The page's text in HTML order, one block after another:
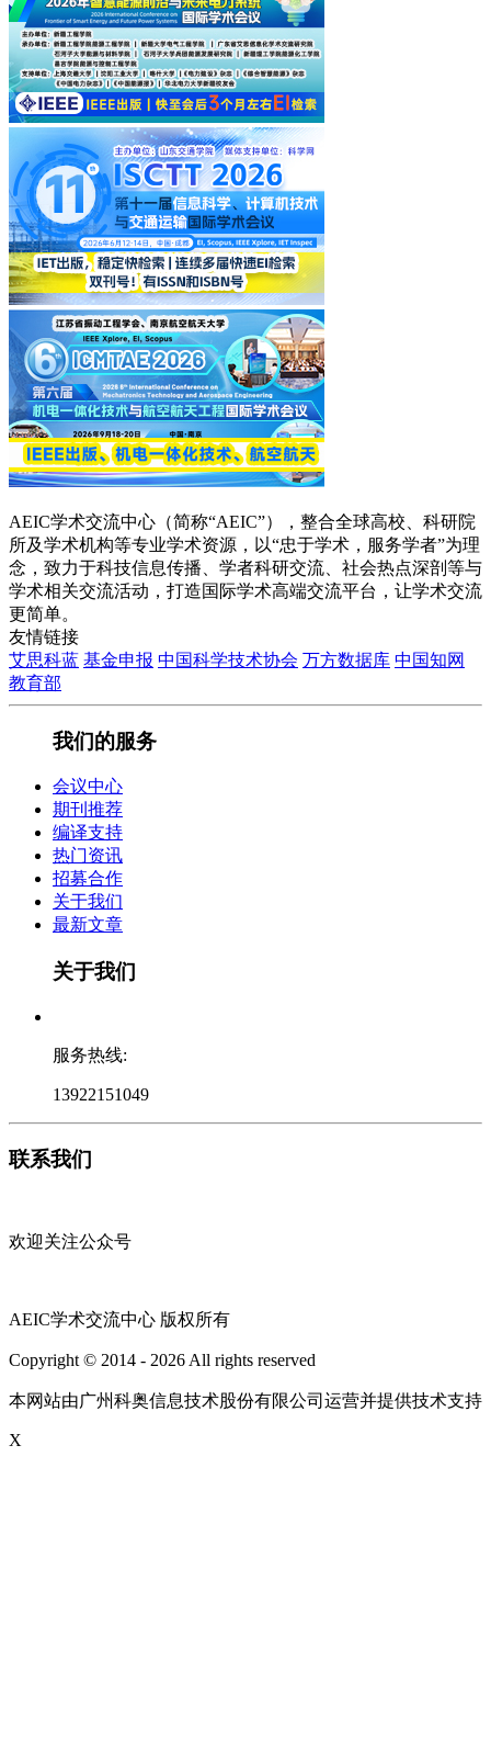
AEIC学术交流中心（简称“AEIC”），整合全球高校、科研院
所及学术机构等专业学术资源，以“忠于学术，服务学者”为理
念，致力于科技信息传播、学者科研交流、社会热点深剖等与
学术相关交流活动，打造国际学术高端交流平台，让学术交流
更简单。
友情链接
艾思科蓝 基金申报 中国科学技术协会 万方数据库 中国知网
教育部
我们的服务
会议中心
期刊推荐
编译支持
热门资讯
招募合作
关于我们
最新文章
关于我们
服务热线:
13922151049
联系我们
欢迎关注公众号
AEIC学术交流中心 版权所有
Copyright © 2014 - 2026 All rights reserved
本网站由广州科奥信息技术股份有限公司运营并提供技术支持
X